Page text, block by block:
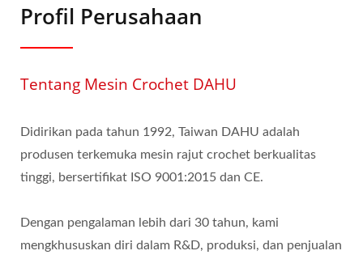
Profil Perusahaan
Tentang Mesin Crochet DAHU
Didirikan pada tahun 1992, Taiwan DAHU adalah
produsen terkemuka mesin rajut crochet berkualitas
tinggi, bersertifikat ISO 9001:2015 dan CE.
Dengan pengalaman lebih dari 30 tahun, kami
mengkhususkan diri dalam R&D, produksi, dan penjualan